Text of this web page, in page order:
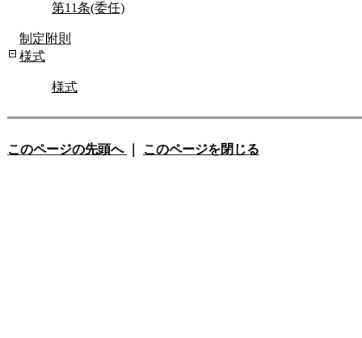
第11条(委任)
制定附則
様式
様式
このページの先頭へ このページを閉じる